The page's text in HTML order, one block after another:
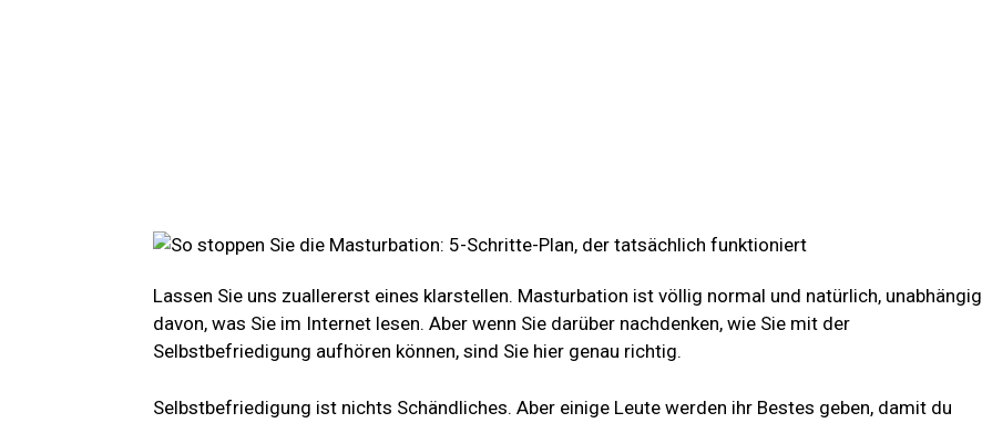
Lassen Sie uns zuallererst eines klarstellen. Masturbation ist völlig normal und natürlich, unabhängig
davon, was Sie im Internet lesen. Aber wenn Sie darüber nachdenken, wie Sie mit der
Selbstbefriedigung aufhören können, sind Sie hier genau richtig.
Selbstbefriedigung ist nichts Schändliches. Aber einige Leute werden ihr Bestes geben, damit du